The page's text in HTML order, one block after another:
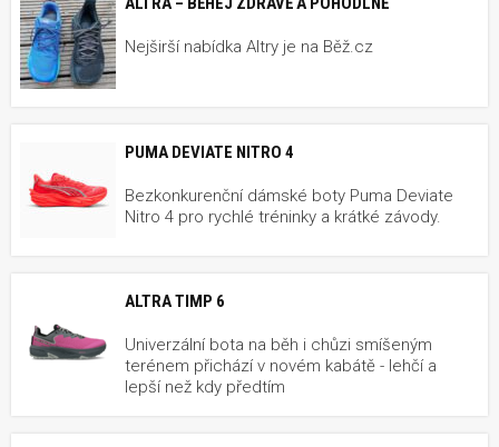
Nejširší nabídka Altry je na Běž.cz
PUMA DEVIATE NITRO 4
Bezkonkurenční dámské boty Puma Deviate
Nitro 4 pro rychlé tréninky a krátké závody.
ALTRA TIMP 6
Univerzální bota na běh i chůzi smíšeným
terénem přichází v novém kabátě - lehčí a
lepší než kdy předtím